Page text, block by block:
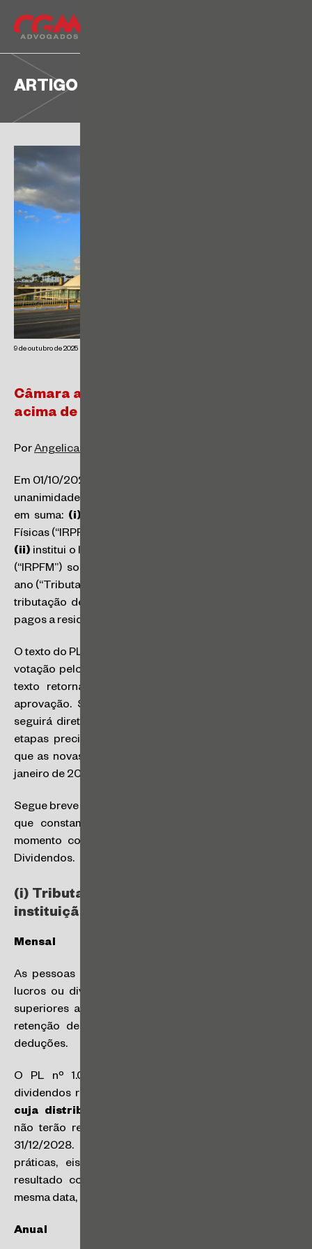
ARTIGO
9 de outubro de 2025
Câmara aprova tributação de dividendos
acima de R$ 50 mil mensais
PorAngelica Santos
Em 01/10/2025, a Câmara dos Deputados aprovou, por
unanimidade, o Projeto de Lei (“PL”) nº 1.087/2025, que,
em suma: (i)
Físicas (“IRPF”) sobre valores até R$ 5 mil reais por mês;
(ii) institui o Imposto de Renda da Pessoa Física mínimo
(“IRPFM”) sobre valores superiores a R$ 600 mil por
ano (“Tributação de Alta Renda”); e
tributação de Imposto de Renda sobre os dividendos
pagos a residentes e não residentes no Brasil.
O texto do PL nº 1.087/2025 ainda passará por análise e
votação pelo Senado Federal. Caso haja alterações, o
texto retorna à Câmara dos Deputados para nova
aprovação. Se não houver ajustes no Senado, o PL
seguirá direto para sanção presidencial. Todas essas
etapas precisam ocorrer ainda este ano (2025) para
que as novas regras tenham validade a partir de 1º de
janeiro de 2026.
Segue breve resumo de pontos que merecem atenção e
que constam do texto do PL nº 1.087/2025 até o
momento com foco na Tributação de Alta Renda e
Dividendos.
(i) Tributação de Altas Rendas e
instituição do IRPFM
Mensal
As pessoas físicas residentes no Brasil que recebam
lucros ou dividendos de uma mesma pessoa jurídica
superiores a
retenção de 10% de IRPFM na fonte, sem direito a
deduções.
O PL nº 1.087/2025 também prevê que lucros e
dividendos relativos a resultados auferidos até 2025,
cuja distribuição for aprovada até 31/12/2025
não terão retenção de IRPFM, desde que pagos até
31/12/2028. Esta disposição pode gerar dificuldades
práticas, eis que as empresas poderão não ter o
resultado contábil fechado em 31/12/2025 para, na
mesma data, aprovar a distribuição de lucros.
Anual